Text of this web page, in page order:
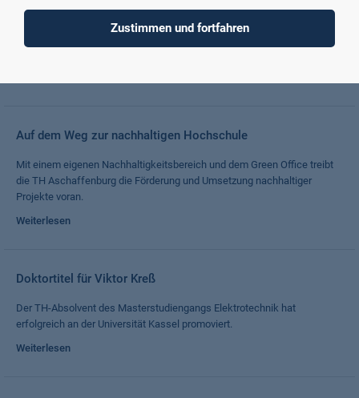
Beim ersten Startup Weekend des Venture Labs in Aschaffenburg
Auf dem Weg zur nachhaltigen Hochschule
Mit einem eigenen Nachhaltigkeitsbereich und dem Green Office treibt
die TH Aschaffenburg die Förderung und Umsetzung nachhaltiger
Projekte voran.
Weiterlesen
Doktortitel für Viktor Kreß
Der TH-Absolvent des Masterstudiengangs Elektrotechnik hat
erfolgreich an der Universität Kassel promoviert.
Weiterlesen
Zustimmen und fortfahren